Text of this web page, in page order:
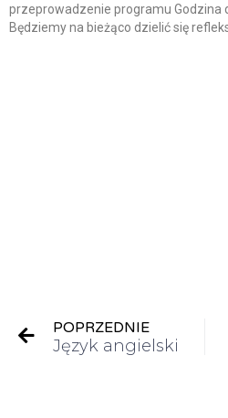
przeprowadzenie programu Godzina
Będziemy na bieżąco dzielić się
POPRZEDNIE
Język angielski